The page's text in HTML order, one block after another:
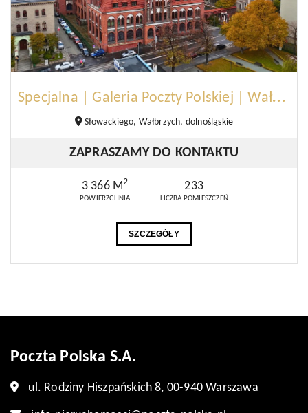
S
pecjalna | Galeria Poczty Polskiej | Wałbrzych
Słowackiego, Wałbrzych, dolnośląskie
ZAPRASZAMY DO KONTAKTU
3 366 M2
POWIERZCHNIA
233
LICZBA POMIESZCZEŃ
SZCZEGÓŁY
Poczta Polska S.A.
ul. Rodziny Hiszpańskich 8, 00-940 Warszawa